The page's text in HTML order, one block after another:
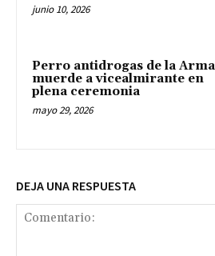
junio 10, 2026
Perro antidrogas de la
muerde a vicealmirante en
plena ceremonia
mayo 29, 2026
DEJA UNA RESPUESTA